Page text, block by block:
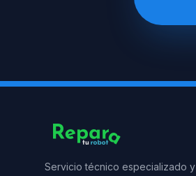
Servicio técnico especializado y